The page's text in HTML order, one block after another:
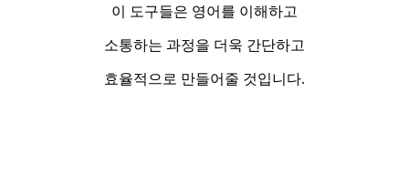
이 도구들은 영어를 이해하고
소통하는 과정을 더욱 간단하고
효율적으로 만들어줄 것입니다.